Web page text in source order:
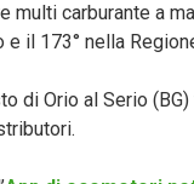
carburante a
il 173° nella
di Orio al Serio